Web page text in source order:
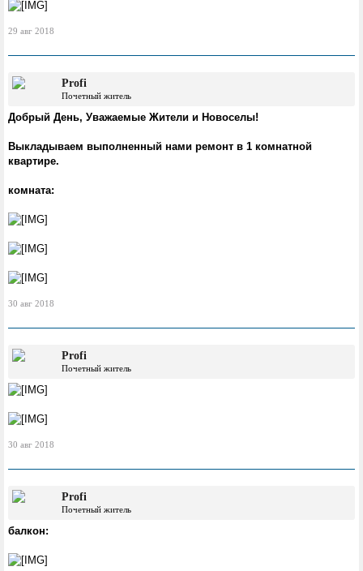
29 авг 2018
Profi
Почетный житель
Добрый День, Уважаемые Жители и Новоселы!
Выкладываем выполненный нами ремонт в 1 комнатной
квартире.
комната:
30 авг 2018
Profi
Почетный житель
30 авг 2018
Profi
Почетный житель
балкон: